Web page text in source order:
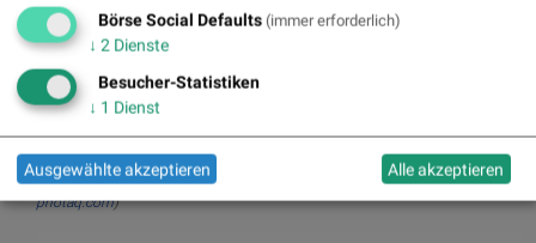
Aktien auf dem Radar:Rosenbauer Bajaj Mobility AG
Semperit
Flughafen Wien ,
TR,Bawag,ATX NTR
Kapsch TrafficCom,Marinomed Biotech
BKS Bank Stamm
Österreichische Post
(BSN-Hinweis: Lauftext im Original des Aussenders, Titel (immer) und
Bebilderung (oft) durchboerse-social.com
aus dem Fotoarchiv von
photaq.com)
Börse Social Defaults (immer erforderlich)
↓ 2 Dienste
Besucher-Statistiken
↓ 1 Dienst
Ausgewählte akzeptieren Alle akzeptieren